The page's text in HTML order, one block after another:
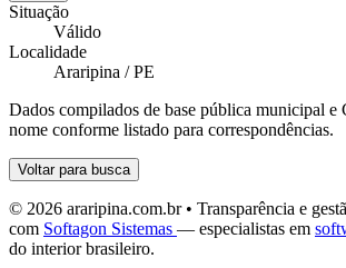
Situação
Válido
Localidade
Araripina / PE
Dados compilados de base pública municipal e
nome conforme listado para correspondências.
Voltar para busca
© 2026 araripina.com.br • Transparência e
com Softagon Sistemas — especialistas em
do interior brasileiro.